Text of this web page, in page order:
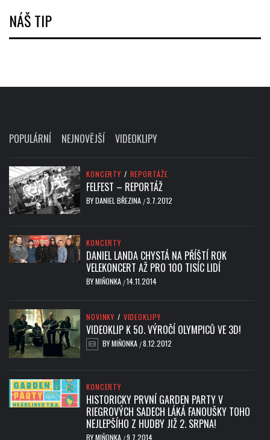
NÁŠ TIP
POPULÁRNÍ NEJNOVĚJŠÍ VIDEOKLIPY
KONCERTY / REPORTÁŽE
FELFEST – REPORTÁŽ
BYDANIEL BŘEZINA /3.7.2012
KONCERTY
DANIEL LANDA CHYSTÁ NA PŘÍŠTÍ ROK
VELEKONCERT AŽ PRO 100 TISÍC LIDÍ
BYMIŇONKA /14.11.2014
NOVINKY / VIDEOKLIPY
VIDEOKLIP K 50. VÝROČÍ OLYMPICŮ VE 3D!
BYMIŇONKA /8.12.2012
KONCERTY
HISTORICKY PRVNÍ GARDEN PARTY V
RIEGROVÝCH SADECH LÁKÁ FANOUŠKY TOHO
NEJLEPŠÍHO Z HUDBY JIŽ 2. SRPNA!
BYMIŇONKA /9.7.2014